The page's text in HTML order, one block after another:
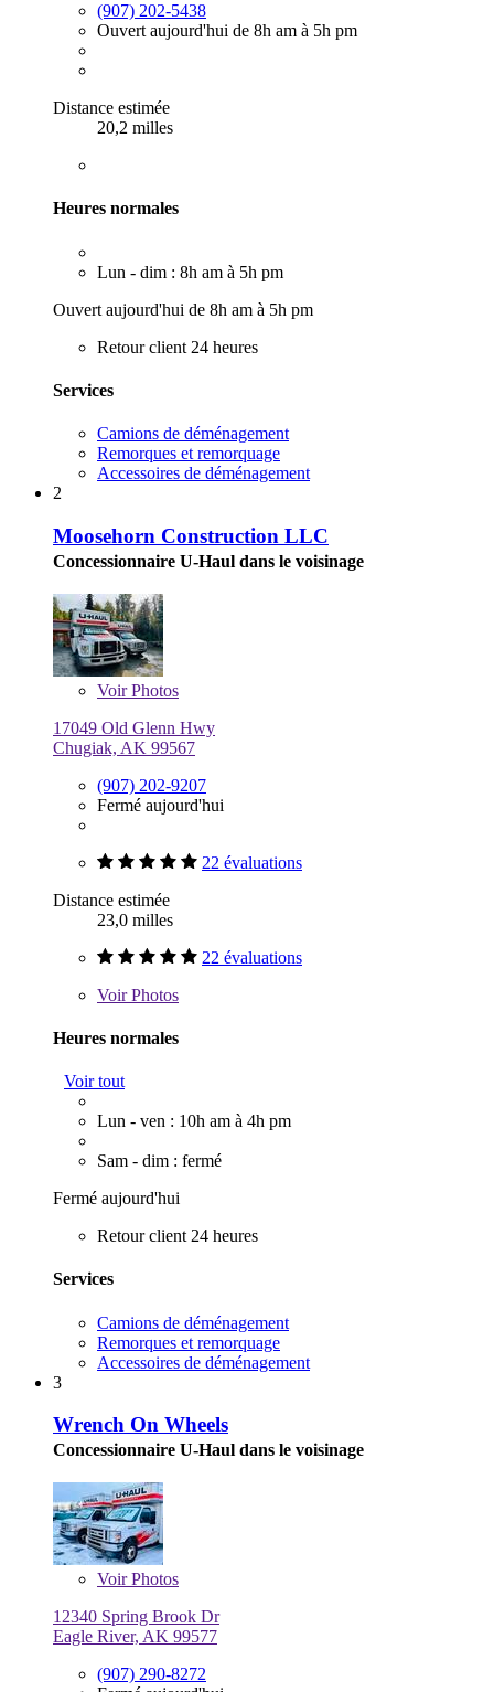
(907) 202-5438
Ouvert aujourd'hui de 8h am à 5h pm
Distance estimée
20,2 milles
Heures normales
Lun - dim : 8h am à 5h pm
Ouvert aujourd'hui de 8h am à 5h pm
Retour client 24 heures
Services
Camions de déménagement
Remorques et remorquage
Accessoires de déménagement
2
Moosehorn Construction LLC
Concessionnaire U-Haul dans le voisinage
VoirPhotos
17049 Old Glenn Hwy
Chugiak, AK 99567
(907) 202-9207
Fermé aujourd'hui
22 évaluations
Distance estimée
23,0 milles
22 évaluations
VoirPhotos
Heures normales
Voir tout
Lun - ven : 10h am à 4h pm
Sam - dim : fermé
Fermé aujourd'hui
Retour client 24 heures
Services
Camions de déménagement
Remorques et remorquage
Accessoires de déménagement
3
Wrench On Wheels
Concessionnaire U-Haul dans le voisinage
VoirPhotos
12340 Spring Brook Dr
Eagle River, AK 99577
(907) 290-8272